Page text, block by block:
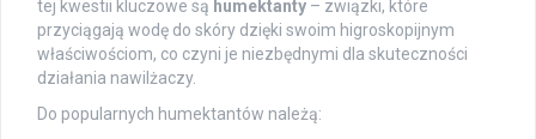
tej kwestii kluczowe są humektanty – związki, które
przyciągają wodę do skóry dzięki swoim higroskopijnym
właściwościom, co czyni je niezbędnymi dla skuteczności
działania nawilżaczy.
Do popularnych humektantów należą: